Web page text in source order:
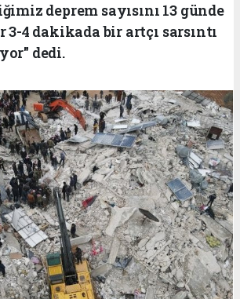
deprem sayısını 13 günde
4 dakikada bir artçı sarsıntı
dedi.